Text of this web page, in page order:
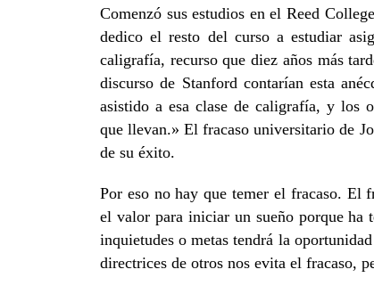
Comenzó sus estudios en el Reed
dedico el resto del curso a estudiar
caligrafía, recurso que diez años más
discurso de Stanford contarían esta
asistido a esa clase de caligrafía, y los
que llevan.» El fracaso universitario de
de su éxito.
Por eso no hay que temer el fracaso. El
el valor para iniciar un sueño porque ha
inquietudes o metas tendrá la
directrices de otros nos evita el fracaso,